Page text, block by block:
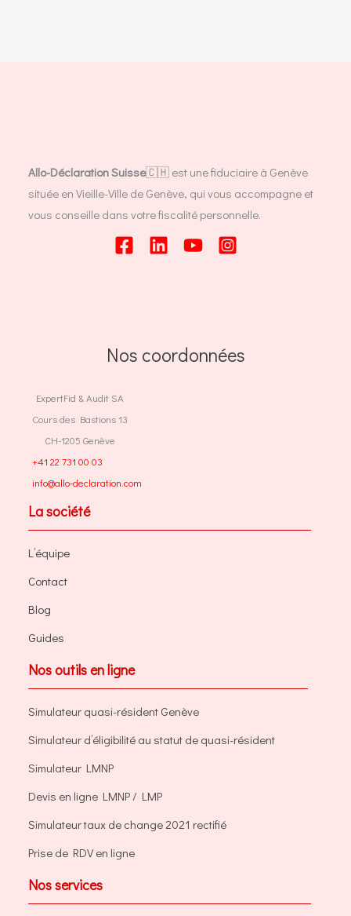
Allo-Déclaration Suisse🇨🇭 est une fiduciaire à Genève
située en Vieille-Ville de Genève, qui vous accompagne et
vous conseille dans votre fiscalité personnelle.
Nos coordonnées
ExpertFid & Audit SA
Cours des Bastions 13
CH-1205 Genève
+41 22 731 00 03
info@allo-declaration.com
La société
L’équipe
Contact
Blog
Guides
Nos outils en ligne
Simulateur quasi-résident Genève
Simulateur d’éligibilité au statut de quasi-résident
Simulateur LMNP
Devis en ligne LMNP / LMP
Simulateur taux de change 2021 rectifié
Prise de RDV en ligne
Nos services